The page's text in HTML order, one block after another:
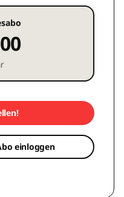
einloggen